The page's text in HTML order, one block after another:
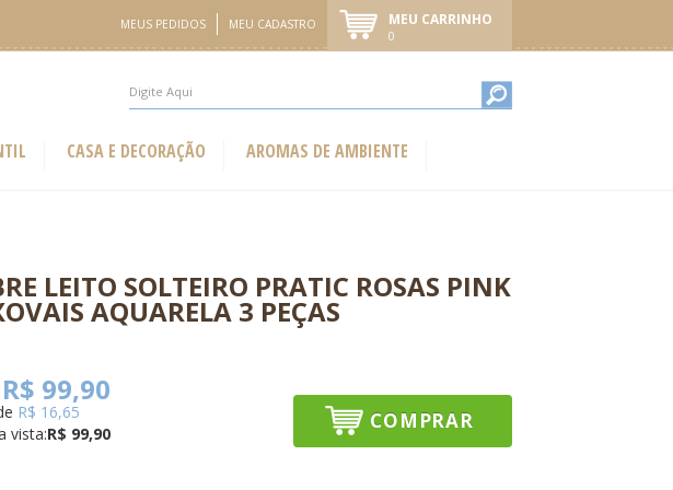
MEUS PEDIDOS MEU CADASTRO MEU CARRINHO
0
CASA E DECORAÇÃO
AROMAS DE AMBIENTE
LEITO SOLTEIRO PRATIC ROSAS PINK
AQUARELA 3 PEÇAS
R$ 99,90
R$ 16,65
vista:R$ 99,90
COMPRAR